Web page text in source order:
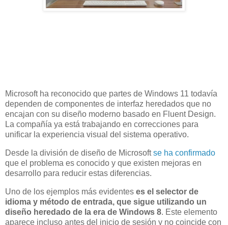
Microsoft ha reconocido que partes de Windows 11 todavía
dependen de componentes de interfaz heredados que no
encajan con su diseño moderno basado en Fluent Design.
La compañía ya está trabajando en correcciones para
unificar la experiencia visual del sistema operativo.
Desde la división de diseño de Microsoftse ha confirmado
que el problema es conocido y que existen mejoras en
desarrollo para reducir estas diferencias.
Uno de los ejemplos más evidentes es el selector de
idioma y método de entrada, que sigue utilizando un
diseño heredado de la era de Windows 8. Este elemento
aparece incluso antes del inicio de sesión y no coincide con